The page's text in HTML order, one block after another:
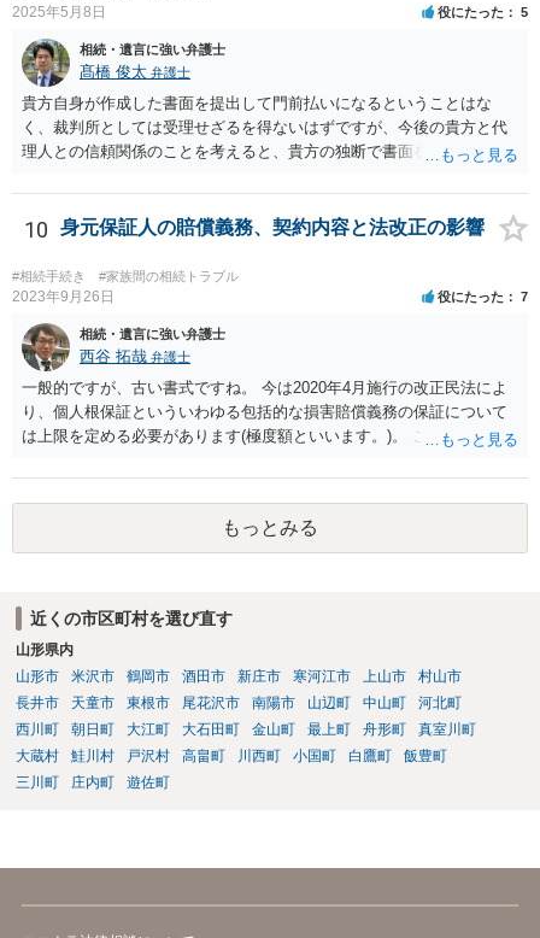
2025年5月8日 役にたった 5
相続・遺言に強い弁護士
髙橋 俊太 弁護士
貴方自身が作成した書面を提出して門前払いになるということはな
く、裁判所としては受理せざるを得ないはずですが、今後の貴方と代
理人との信頼関係のことを考えると、貴方の独断で書面を提出したり
士が主張書面の提出を渋っているようですが、弁護士として提出の実
益がないと考えている可能性もあると思いますので、そのあたりも含
めて、弁護士見解を確認等するためによく打ち合わせた方がよいと思
います。単に面倒臭いということで書面提出をしないということであ
れば、当該弁護士との委任関係を修了した上で、貴方のほうで書面提
出することを検討なさった方がよいでしょう。
10 身元保証人の賠償義務、契約内容と法改正の影響
#相続手続き #家族間の相続トラブル
2023年9月26日 役にたった 7
相続・遺言に強い弁護士
西谷 拓哉 弁護士
一般的ですが、古い書式ですね。 今は2020年4月施行の改正民法によ
り、個人根保証といういわゆる包括的な損害賠償義務の保証について
は上限を定める必要があります(極度額といいます。)。 この書式にサ
り、会社側は請求できない可能性が高そうです。
もっとみる
近くの市区町村を選び直す
山形県内
山形市
米沢市 鶴岡市 酒田市 新庄市 寒河江市 上山市
村山市
長井市
天童市 東根市 尾花沢市 南陽市 山辺町 中山町
河北町
西川町
朝日町 大江町 大石田町 金山町 最上町 舟形町
真室川町
大蔵村
鮭川村 戸沢村 高畠町 川西町 小国町 白鷹町
飯豊町
三川町
庄内町 遊佐町